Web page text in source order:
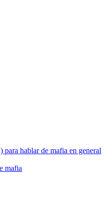
hablar de mafia en general
mafia